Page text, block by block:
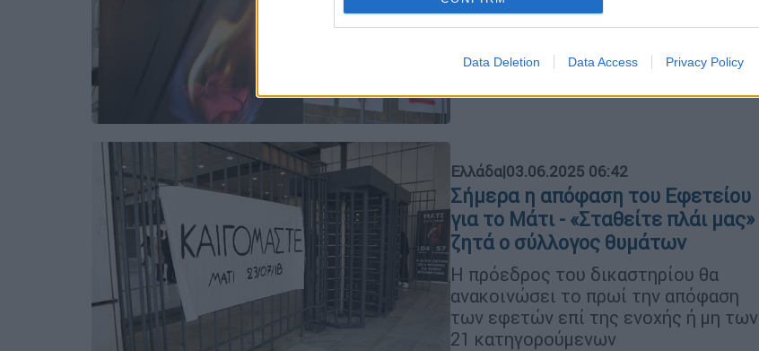
Data Deletion Data Access Privacy Policy
αντιδράσεις
θυμάτων
Ελλάδα|03.06.2025 06:42
Σήμερα η απόφαση του Εφετείου
για τo Mάτι - «Σταθείτε πλάι μας»
ζητά ο σύλλογος θυμάτων
Η πρόεδρος του δικαστηρίου θα
ανακοινώσει το πρωί την απόφαση
των εφετών επί της ενοχής ή μη των
21 κατηγορούμενων